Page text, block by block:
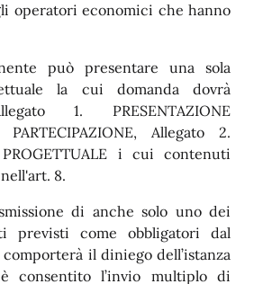
operatori economici che hanno
può presentare una sola
la cui domanda dovrà
1. PRESENTAZIONE
Allegato 2.
PROGETTUALE i cui contenuti
8.
di anche solo uno dei
previsti come obbligatori dal
il diniego dell’istanza
consentito l’invio multiplo di